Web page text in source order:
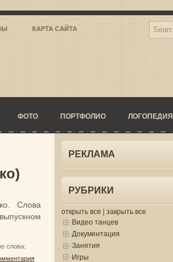
КАРТА САЙТА
ФОТО ПОРТФОЛИО ЛОГОПЕДИЯ
Слова
слова:
РЕКЛАМА
РУБРИКИ
открыть все | закрыть все
Видео танцев
Документация
Занятия
Игры